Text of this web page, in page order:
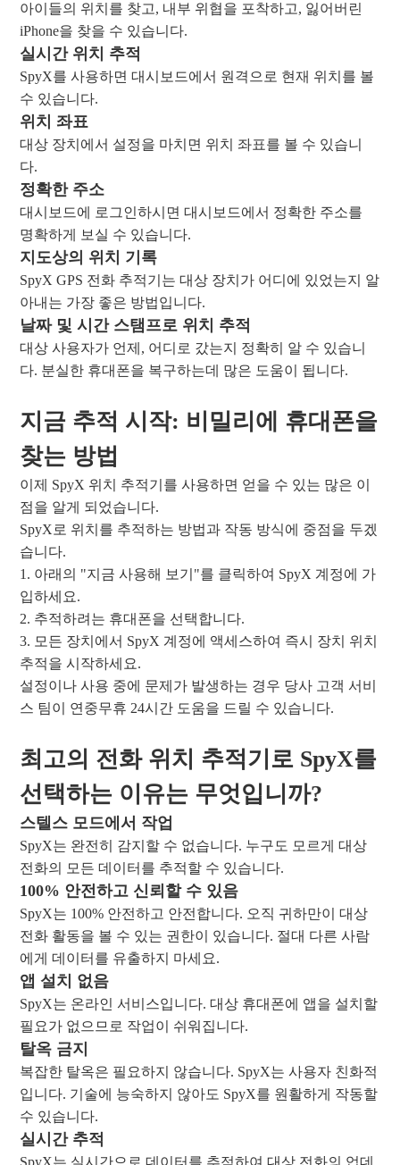
아이들의 위치를 ​​찾고, 내부 위협을 포착하고, 잃어버린
iPhone을 찾을 수 있습니다.
실시간 위치 추적
SpyX를 사용하면 대시보드에서 원격으로 현재 위치를 볼
수 있습니다.
위치 좌표
대상 장치에서 설정을 마치면 위치 좌표를 볼 수 있습니
다.
정확한 주소
대시보드에 로그인하시면 대시보드에서 정확한 주소를
명확하게 보실 수 있습니다.
지도상의 위치 기록
SpyX GPS 전화 추적기는 대상 장치가 어디에 있었는지 알
아내는 가장 좋은 방법입니다.
날짜 및 시간 스탬프로 위치 추적
대상 사용자가 언제, 어디로 갔는지 정확히 알 수 있습니
다. 분실한 휴대폰을 복구하는데 많은 도움이 됩니다.
지금 추적 시작: 비밀리에 휴대폰을
찾는 방법
이제 SpyX 위치 추적기를 사용하면 얻을 수 있는 많은 이
점을 알게 되었습니다.
SpyX로 위치를 추적하는 방법과 작동 방식에 중점을 두겠
습니다.
1. 아래의 "지금 사용해 보기"를 클릭하여 SpyX 계정에 가
입하세요.
2. 추적하려는 휴대폰을 선택합니다.
3. 모든 장치에서 SpyX 계정에 액세스하여 즉시 장치 위치
추적을 시작하세요.
설정이나 사용 중에 문제가 발생하는 경우 당사 고객 서비
스 팀이 연중무휴 24시간 도움을 드릴 수 있습니다.
최고의 전화 위치 추적기로 SpyX를
선택하는 이유는 무엇입니까?
스텔스 모드에서 작업
SpyX는 완전히 감지할 수 없습니다. 누구도 모르게 대상
전화의 모든 데이터를 추적할 수 있습니다.
100% 안전하고 신뢰할 수 있음
SpyX는 100% 안전하고 안전합니다. 오직 귀하만이 대상
전화 활동을 볼 수 있는 권한이 있습니다. 절대 다른 사람
에게 데이터를 유출하지 마세요.
앱 설치 없음
SpyX는 온라인 서비스입니다. 대상 휴대폰에 앱을 설치할
필요가 없으므로 작업이 쉬워집니다.
탈옥 금지
복잡한 탈옥은 필요하지 않습니다. SpyX는 사용자 친화적
입니다. 기술에 능숙하지 않아도 SpyX를 원활하게 작동할
수 있습니다.
실시간 추적